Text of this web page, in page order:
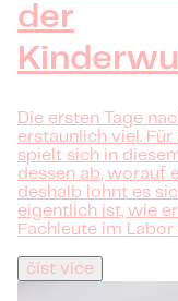
der
Die ersten Tage
erstaunlich viel. Für
spielt sich in
dessen ab, worauf
deshalb lohnt es
eigentlich ist, wie
Fachleute im Labor
číst více